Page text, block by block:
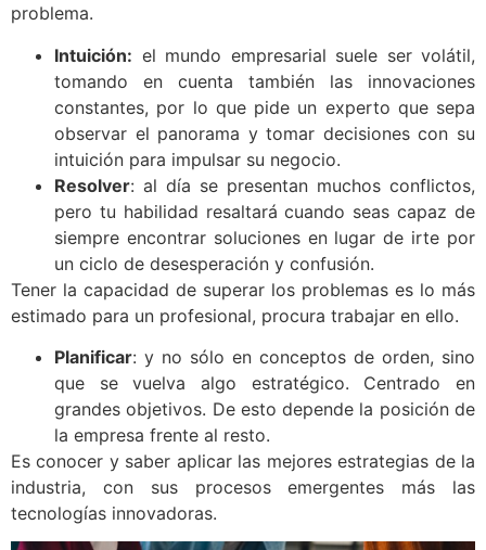
problema.
Intuición: el mundo empresarial suele ser volátil,
tomando en cuenta también las innovaciones
constantes, por lo que pide un experto que sepa
observar el panorama y tomar decisiones con su
intuición para impulsar su negocio.
Resolver: al día se presentan muchos conflictos,
pero tu habilidad resaltará cuando seas capaz de
siempre encontrar soluciones en lugar de irte por
un ciclo de desesperación y confusión.
Tener la capacidad de superar los problemas es lo más
estimado para un profesional, procura trabajar en ello.
Planificar: y no sólo en conceptos de orden, sino
que se vuelva algo estratégico. Centrado en
grandes objetivos. De esto depende la posición de
la empresa frente al resto.
Es conocer y saber aplicar las mejores estrategias de la
industria, con sus procesos emergentes más las
tecnologías innovadoras.